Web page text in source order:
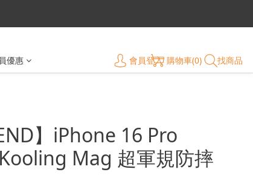
優惠 會員登入 購物車(0) 找商品
】iPhone 16 Pro
Mag 超軍規防摔